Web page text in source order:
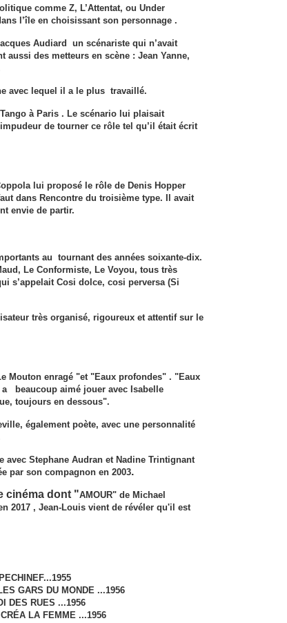
comme Z, L’Attentat, ou Under
l’île en choisissant son personnage .
Audiard un scénariste qui n’avait
des metteurs en scène : Jean Yanne,
avec lequel il a le plus travaillé.
à Paris . Le scénario lui plaisait
de tourner ce rôle tel qu’il était écrit
lui proposé le rôle de Denis Hopper
dans Rencontre du troisième type. Il avait
envie de partir.
au tournant des années soixante-dix.
Le Conformiste, Le Voyou, tous très
s’appelait Cosi dolce, cosi perversa (Si
très organisé, rigoureux et attentif sur le
Mouton enragé "et "Eaux profondes" . "Eaux
beaucoup aimé jouer avec Isabelle
toujours en dessous".
également poète, avec une personnalité
avec Stephane Audran et Nadine Trintignant
par son compagnon en 2003.
cinéma dont "AMOUR" de Michael
2017 , Jean-Louis vient de révéler qu'il est
GARS DU MONDE ...1956
DES RUES ...1956
LA FEMME ...1956